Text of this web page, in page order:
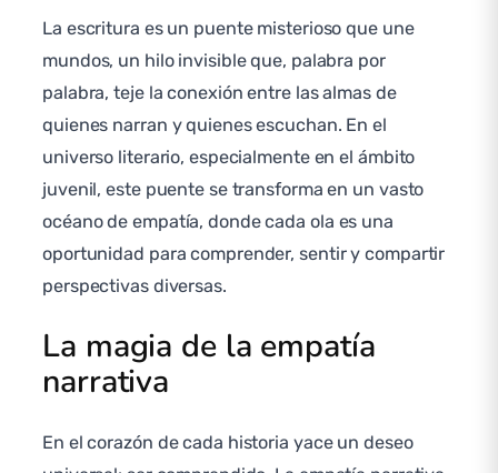
La escritura es un puente misterioso que une
mundos, un hilo invisible que, palabra por
palabra, teje la conexión entre las almas de
quienes narran y quienes escuchan. En el
universo literario, especialmente en el ámbito
juvenil, este puente se transforma en un vasto
océano de empatía, donde cada ola es una
oportunidad para comprender, sentir y compartir
perspectivas diversas.
La magia de la empatía
narrativa
En el corazón de cada historia yace un deseo